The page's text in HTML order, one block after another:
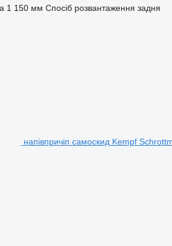
1 150 мм Спосіб розвантаження задня
напівпричіп самоскид Kempf